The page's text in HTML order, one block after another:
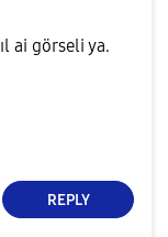
ai görseli ya.
REPLY